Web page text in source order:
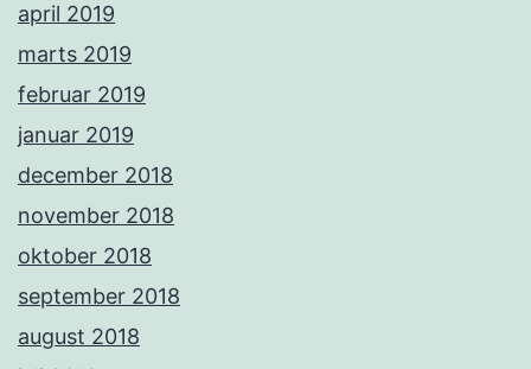
april 2019
marts 2019
februar 2019
januar 2019
december 2018
november 2018
oktober 2018
september 2018
august 2018